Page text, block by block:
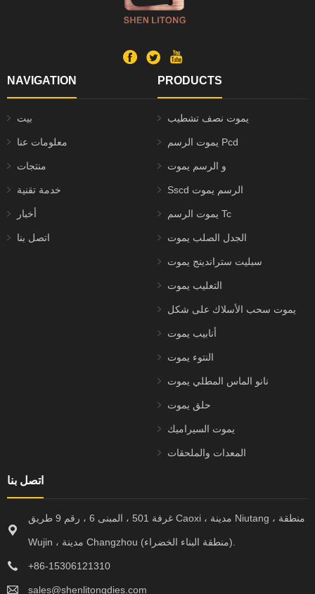
NAVIGATION
بيت
معلومات عنا
منتجات
خدمة تقنية
أخبار
اتصل بنا
PRODUCTS
يموت نصف تشطيب
يموت الرسم Pcd
و الرسم يموت
Sscd الرسم يموت
يموت الرسم Tc
الجدل الصلب يموت
سبليت ستراندينج يموت
التعليب يموت
يموت سحب الأسلاك على شكل
أنابيب يموت
النتوء يموت
نانو الماس المطلي يموت
حلق يموت
يموت السيراميك
المعدات والملحقات
اتصل بنا
غرفة 501 ، المبنى 6 ، رقم 9 طريق Caoxi ، مدينة Niutang ، منطقة
Wujin ، مدينة Changzhou (منطقة البناء الخضراء).
+86-15306121310
sales@shenlitongdies.com